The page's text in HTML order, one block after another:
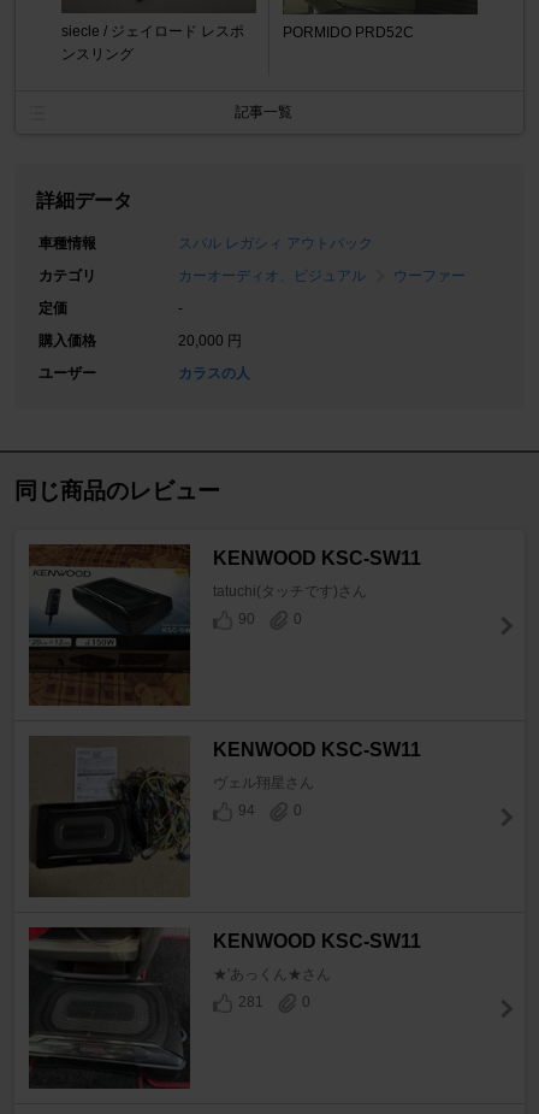
siecle / ジェイロード レスポ
ンスリング
PORMIDO PRD52C
記事一覧
詳細データ
車種情報
スバル レガシィ アウトバック
カテゴリ
カーオーディオ、ビジュアル
ウーファー
定価
-
購入価格
20,000 円
ユーザー
カラスの人
同じ商品のレビュー
KENWOOD KSC-SW11
tatuchi(タッチです)さん
90
0
KENWOOD KSC-SW11
ヴェル翔星さん
94
0
KENWOOD KSC-SW11
★'あっくん★さん
281
0